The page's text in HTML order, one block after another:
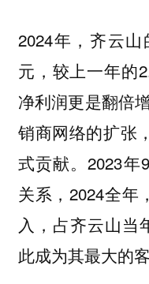
2024年，齐云
元，较上一年的
净利润更是翻倍
销商网络的扩张
式贡献。2023
关系，2024全年
入，占齐云山当
此成为其最大的客